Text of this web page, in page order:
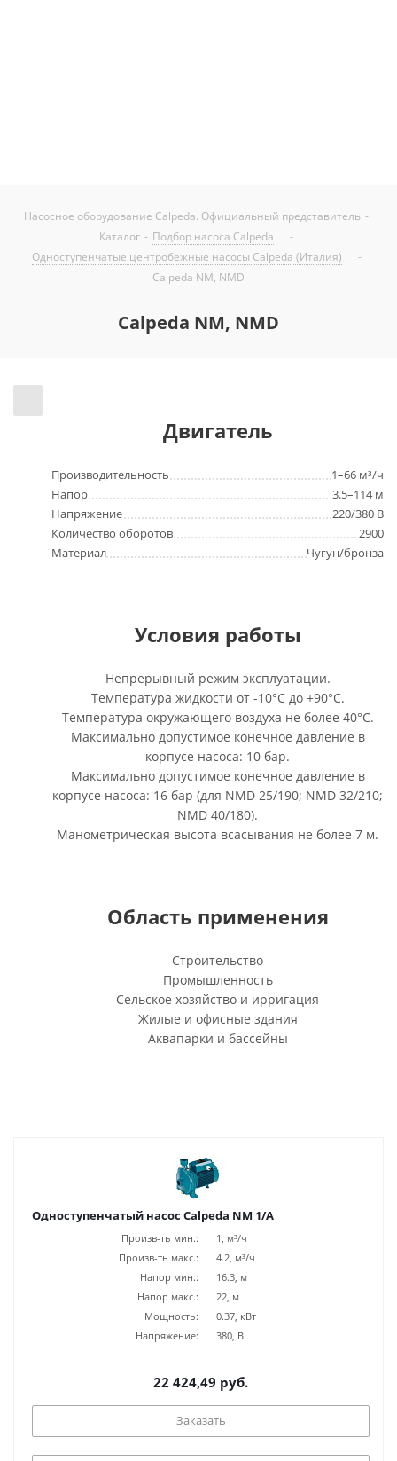
Насосное оборудование Calpeda. Официальный представитель -
Каталог - Подбор насоса Calpeda
-
Одноступенчатые центробежные насосы Calpeda (Италия)
-
Calpeda NM, NMD
Calpeda NM, NMD
Двигатель
Производительность
1–66 м³/ч
Напор
3.5–114 м
Напряжение
220/380 В
Количество оборотов
2900
Материал
Чугун/бронза
Условия работы
Непрерывный режим эксплуатации.
Температура жидкости от -10°C до +90°C.
Температура окружающего воздуха не более 40°C.
Максимально допустимое конечное давление в
корпусе насоса: 10 бар.
Максимально допустимое конечное давление в
корпусе насоса: 16 бар (для NMD 25/190; NMD 32/210;
NMD 40/180).
Манометрическая высота всасывания не более 7 м.
Область применения
Строительство
Промышленность
Сельское хозяйство и ирригация
Жилые и офисные здания
Аквапарки и бассейны
Одноступенчатый насос Calpeda NM 1/A
Произв-ть мин.:
1, м³/ч
Произв-ть макс.:
4.2, м³/ч
Напор мин.:
16.3, м
Напор макс.:
22, м
Мощность:
0.37, кВт
Напряжение:
380, В
22 424,49 руб.
Заказать